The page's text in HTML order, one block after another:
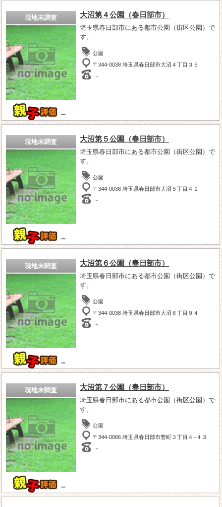
現地未調査
－
大沼第４公園（春日部市）
埼玉県春日部市にある都市公園（街区公園）で
す。
公園
〒344-0038 埼玉県春日部市大沼４丁目３５
－
現地未調査
－
大沼第５公園（春日部市）
埼玉県春日部市にある都市公園（街区公園）で
す。
公園
〒344-0038 埼玉県春日部市大沼５丁目４２
－
現地未調査
－
大沼第６公園（春日部市）
埼玉県春日部市にある都市公園（街区公園）で
す。
公園
〒344-0038 埼玉県春日部市大沼６丁目９４
－
現地未調査
－
大沼第７公園（春日部市）
埼玉県春日部市にある都市公園（街区公園）で
す。
公園
〒344-0066 埼玉県春日部市豊町３丁目４−４３
－